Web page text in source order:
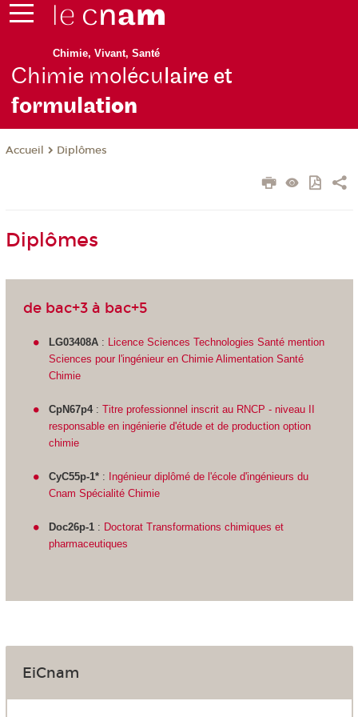
Chimie, Vivant, Santé
Chimie moléculaire et
formulation
Accueil Diplômes
Diplômes
de bac+3 à bac+5
LG03408A : Licence Sciences Technologies Santé mention
Sciences pour l'ingénieur en Chimie Alimentation Santé
Chimie
CpN67p4:Titre professionnel inscrit au RNCP - niveau II
responsable en ingénierie d'étude et de production option
chimie
CyC55p-1* : Ingénieur diplômé de l'école d'ingénieurs du
Cnam Spécialité Chimie
Doc26p-1 : Doctorat Transformations chimiques et
pharmaceutiques
EiCnam